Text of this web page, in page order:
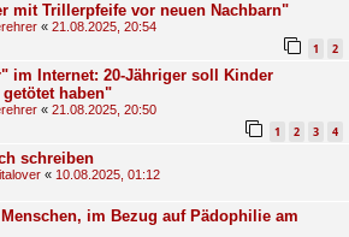
mit Trillerpfeife vor neuen Nachbarn"
« 21.08.2025, 20:54
1 2
im Internet: 20-Jähriger soll Kinder
haben"
« 21.08.2025, 20:50
1 2 3 4
schreiben
« 10.08.2025, 01:12
im Bezug auf Pädophilie am